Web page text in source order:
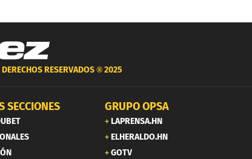
RESERVADOS ®2025
SECCIONES GRUPO OPSA
LAPRENSA.HN
ELHERALDO.HN
GOTV